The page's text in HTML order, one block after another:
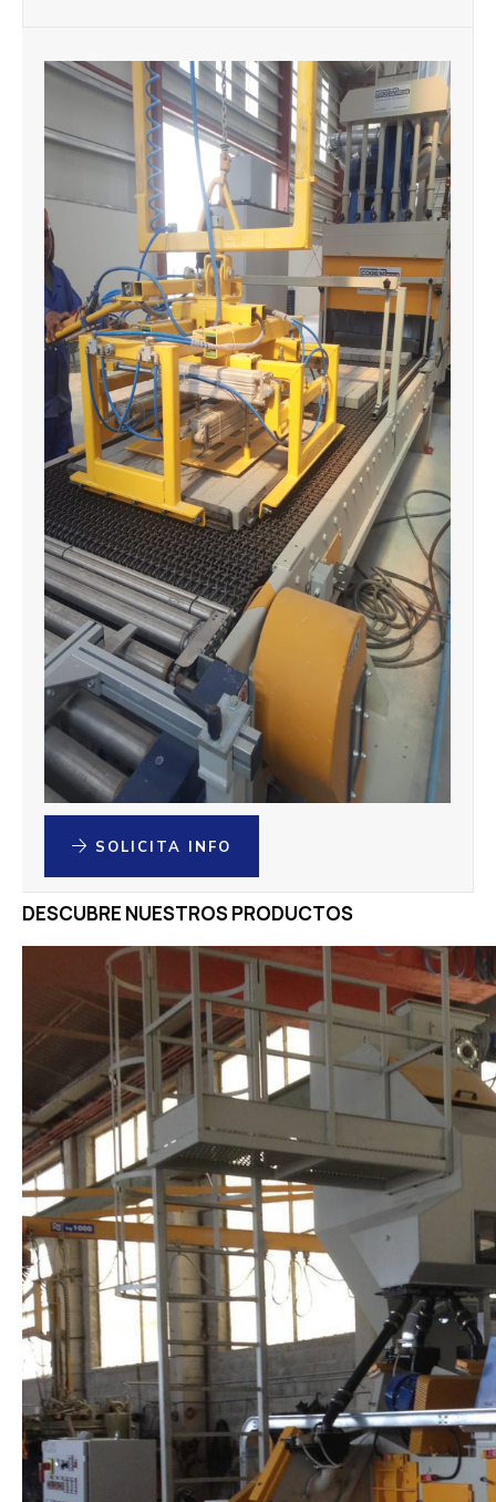
SOLICITA INFO
DESCUBRE NUESTROS PRODUCTOS